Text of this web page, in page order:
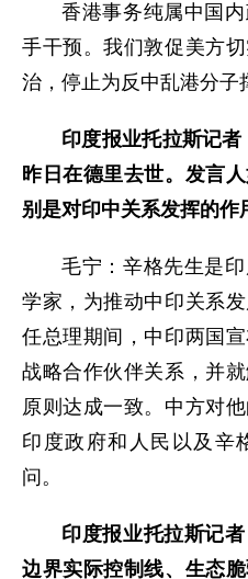
香港事务纯属中国
手干预。我们敦促美方
治，停止为反中乱港分子
印度报业托拉斯记
昨日在德里去世。发言
别是对印中关系发挥的作
毛宁：辛格先生是
学家，为推动中印关系
任总理期间，中印两国
战略合作伙伴关系，并
原则达成一致。中方对
印度政府和人民以及辛
问。
印度报业托拉斯记
边界实际控制线、生态